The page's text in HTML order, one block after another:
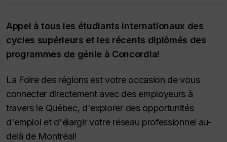
Appel à tous les étudiants internationaux des
cycles supérieurs et les récents diplômés des
programmes de génie à Concordia!
La Foire des régions est votre occasion de vous
connecter directement avec des employeurs à
travers le Québec, d'explorer des opportunités
d'emploi et d'élargir votre réseau professionnel au-
delà de Montréal!